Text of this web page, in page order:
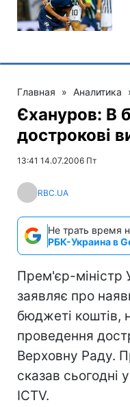
Главная » Аналитика
Єхануров: В
дострокові
13:41 14.07.2006 Пт
RBC.UA
Не трать время
РБК-Украина в
Прем'єр-міністр
заявляє про
бюджеті коштів,
проведення
Верховну Раду.
сказав сьогодні
ICTV.